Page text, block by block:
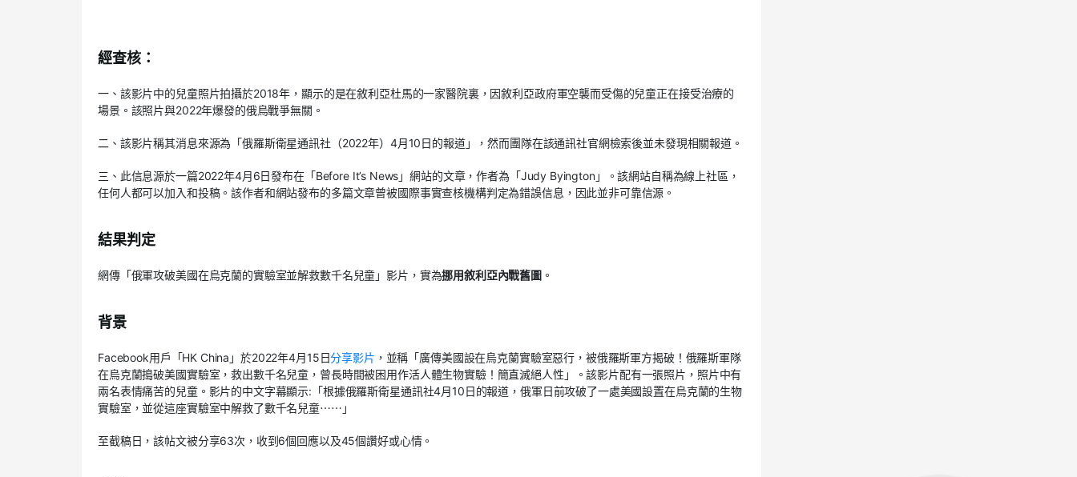
經查核：
一、該影片中的兒童照片拍攝於2018年，顯示的是在敘利亞杜馬的一家醫院裏，因敘利亞政府軍空襲而受傷的兒童正在接受治療的
場景。該照片與2022年爆發的俄烏戰爭無關。
二、該影片稱其消息來源為「俄羅斯衛星通訊社（2022年）4月10日的報道」，然而團隊在該通訊社官網檢索後並未發現相關報道。
三、此信息源於一篇2022年4月6日發布在「Before It’s News」網站的文章，作者為「Judy Byington」。該網站自稱為線上社區，
任何人都可以加入和投稿。該作者和網站發布的多篇文章曾被國際事實查核機構判定為錯誤信息，因此並非可靠信源。
結果判定
網傳「俄軍攻破美國在烏克蘭的實驗室並解救數千名兒童」影片，實為挪用敘利亞內戰舊圖 。
背景
Facebook用戶「HK China」於2022年4月15日分享影片 ，並稱「廣傳美國設在烏克蘭實驗室惡行，被俄羅斯軍方揭破！俄羅斯軍隊
在烏克蘭搗破美國實驗室，救出數千名兒童，曾長時間被困用作活人體生物實驗！簡直滅絕人性」。該影片配有一張照片，照片中有
兩名表情痛苦的兒童。影片的中文字幕顯示:「根據俄羅斯衛星通訊社4月10日的報道，俄軍日前攻破了一處美國設置在烏克蘭的生物
實驗室，並從這座實驗室中解救了數千名兒童⋯⋯」
至截稿日，該帖文被分享63次，收到6個回應以及45個讚好或心情。